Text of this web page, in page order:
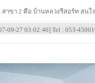
สาขา 2 คือ บ้านหลวงรีสอร์ท สน
09-27 03:02:46] Tel : 053-